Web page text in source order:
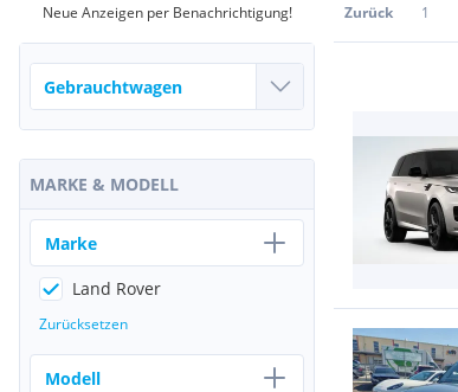
Zurück 1
Neue Anzeigen per Benachrichtigung!
MARKE & MODELL
Marke
Land Rover
Zurücksetzen
Modell